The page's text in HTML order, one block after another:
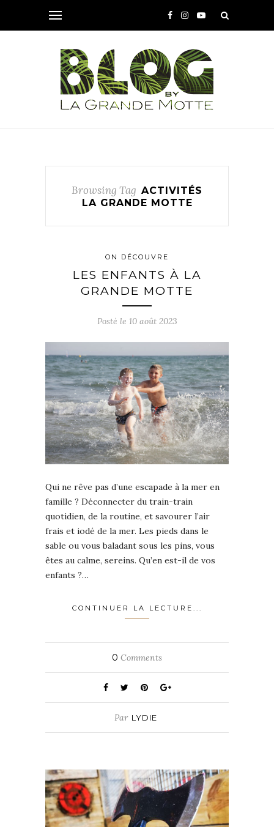
Browsing Tag ACTIVITÉS
LA GRANDE MOTTE
ON DÉCOUVRE
LES ENFANTS À LA
GRANDE MOTTE
Posté le 10 août 2023
Qui ne rêve pas d’une escapade à la mer en
famille ? Déconnecter du train-train
quotidien, de la routine, et savourer l’air
frais et iodé de la mer. Les pieds dans le
sable ou vous baladant sous les pins, vous
êtes au calme, sereins. Qu’en est-il de vos
enfants ?…
CONTINUER LA LECTURE...
0 Comments
Par LYDIE